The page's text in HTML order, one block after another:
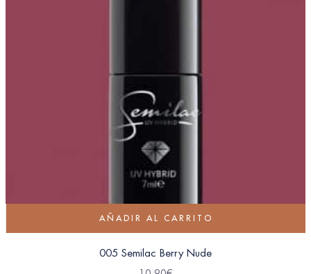
AÑADIR AL CARRITO
005 Semilac Berry Nude